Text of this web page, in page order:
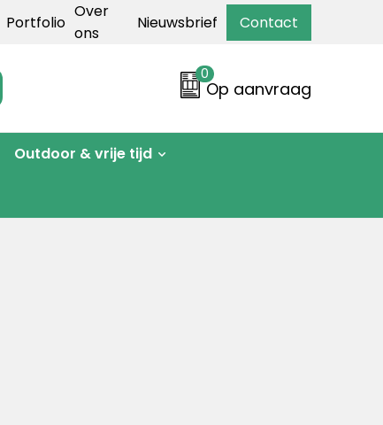
Portfolio
Over
ons
Nieuwsbrief Contact
0
Op aanvraag
Outdoor & vrije tijd